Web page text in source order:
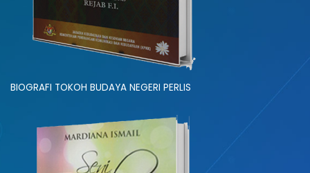
BIOGRAFI TOKOH BUDAYA NEGERI PERLIS